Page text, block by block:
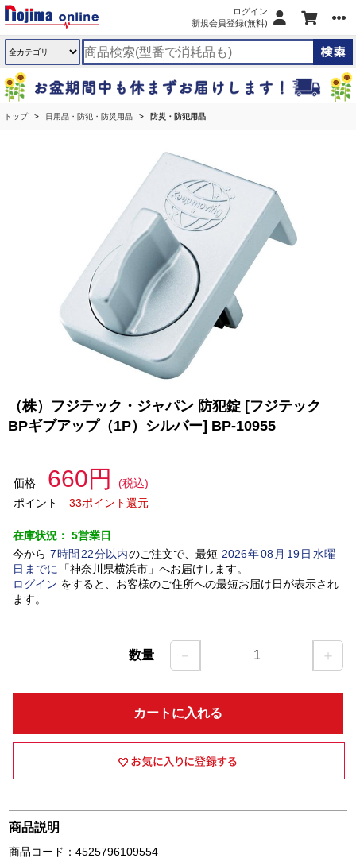
ログイン
新規会員登録(無料)
トップ 日用品・防犯・防災用品 防災・防犯用品
（株）フジテック・ジャパン 防犯錠 [フジテック
BPギブアップ（1P）シルバー] BP-10955
価格 660円
(税込)
ポイント
33ポイント還元
在庫状況： 5営業日
今から 7時間 22分以内のご注文で、最短 2026年08 月 19日水曜
日 までに 「神奈川県横浜市」 へお届けします。
ログイン をすると、お客様のご住所への最短お届け日が表示され
ます。
数量 － 1 ＋
カートに入れる
商品説明
商品コード：4525796109554